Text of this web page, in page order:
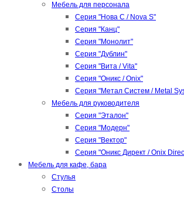
Мебель для персонала
Серия "Нова С / Nova S"
Серия "Канц"
Серия "Монолит"
Серия "Дублин"
Серия "Вита / Vita"
Серия "Оникс / Onix"
Серия "Метал Систем / Metal
Мебель для руководителя
Серия "Эталон"
Серия "Модерн"
Серия "Вектор"
Серия "Оникс Директ / Onix
Мебель для кафе, бара
Стулья
Столы